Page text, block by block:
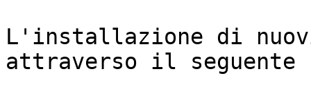
L'installazione di
attraverso il seguente